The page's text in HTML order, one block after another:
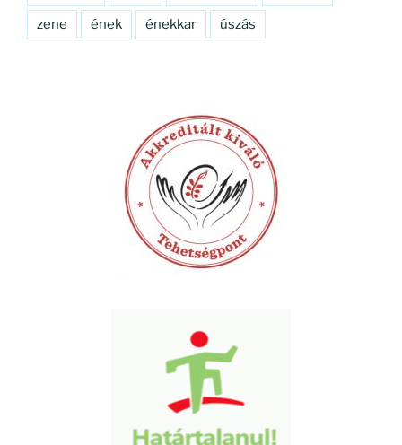
zene ének énekkar úszás